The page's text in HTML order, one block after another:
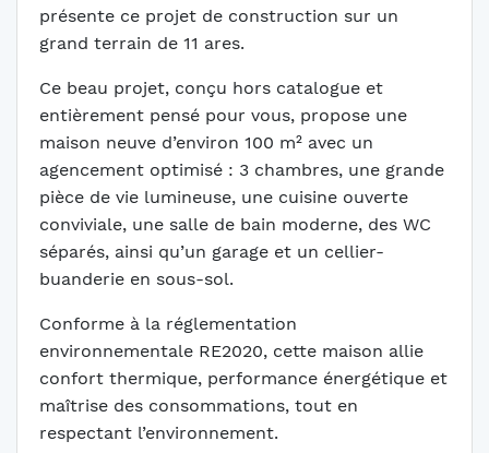
présente ce projet de construction sur un
grand terrain de 11 ares.
Ce beau projet, conçu hors catalogue et
entièrement pensé pour vous, propose une
maison neuve d’environ 100 m² avec un
agencement optimisé : 3 chambres, une grande
pièce de vie lumineuse, une cuisine ouverte
conviviale, une salle de bain moderne, des WC
séparés, ainsi qu’un garage et un cellier-
buanderie en sous-sol.
Conforme à la réglementation
environnementale RE2020, cette maison allie
confort thermique, performance énergétique et
maîtrise des consommations, tout en
respectant l’environnement.